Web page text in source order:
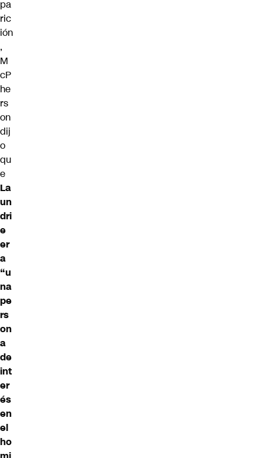
pa
ric
ión
,
M
cP
he
rs
on
dij
o
qu
e
La
un
dri
e
er
a
“u
na
pe
rs
on
a
de
int
er
és
en
el
ho